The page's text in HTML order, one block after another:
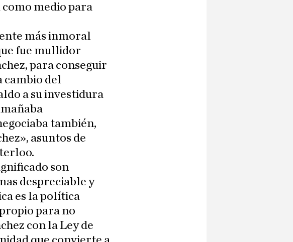
como medio para
más inmoral
fue mullidor
para conseguir
cambio del
a su investidura
también,
asuntos de
son
despreciable y
es la política
para no
con la Ley de